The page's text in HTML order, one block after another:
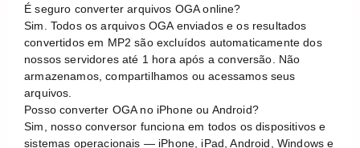
É seguro converter arquivos OGA online?
Sim. Todos os arquivos OGA enviados e os resultados
convertidos em MP2 são excluídos automaticamente dos
nossos servidores até 1 hora após a conversão. Não
armazenamos, compartilhamos ou acessamos seus
arquivos.
Posso converter OGA no iPhone ou Android?
Sim, nosso conversor funciona em todos os dispositivos e
sistemas operacionais — iPhone, iPad, Android, Windows e